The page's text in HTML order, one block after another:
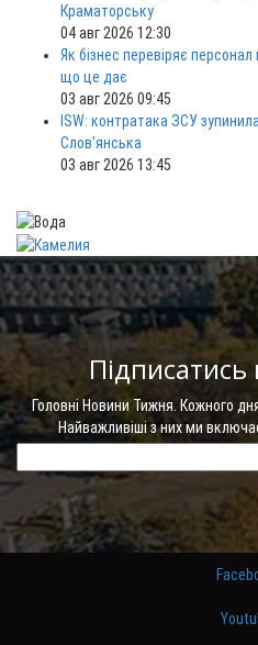
Краматорську
04 авг 2026 12:30
Як бізнес перевіряє персонал
що це дає
03 авг 2026 09:45
ISW: контратака ЗСУ
Слов'янська
03 авг 2026 13:45
Підписатись
Головні Новини Тижня. Кожного
Найважливіші з них ми